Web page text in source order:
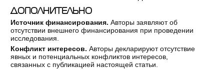
ДОПОЛНИТЕЛЬНО
Источник финансирования. Авторы заявляют об
отсутствии внешнего финансирования при проведении
исследования.
Конфликт интересов. Авторы декларируют отсутствие
явных и потенциальных конфликтов интересов,
связанных с публикацией настоящей статьи.